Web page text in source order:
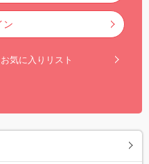
ン
お気に入りリスト